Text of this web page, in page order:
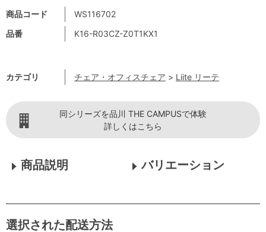
商品コード
WS116702
品番
K16-R03CZ-Z0T1KX1
カテゴリ チェア・オフィスチェア > Liite リーテ
同シリーズを品川 THE CAMPUSで体験
詳しくはこちら
商品説明 バリエーション
選択された配送方法